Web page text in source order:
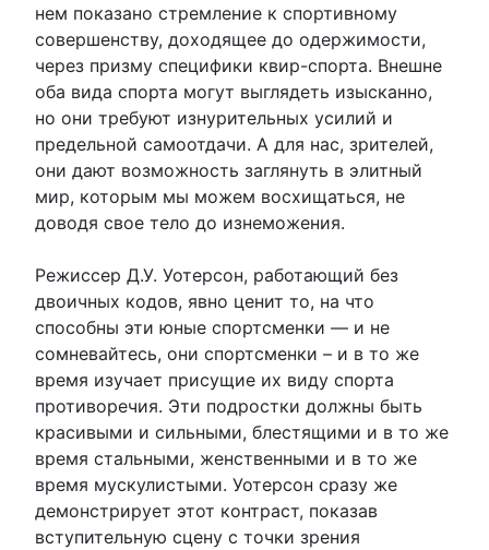
нем показано стремление к спортивному
совершенству, доходящее до одержимости,
через призму специфики квир-спорта. Внешне
оба вида спорта могут выглядеть изысканно,
но они требуют изнурительных усилий и
предельной самоотдачи. А для нас, зрителей,
они дают возможность заглянуть в элитный
мир, которым мы можем восхищаться, не
доводя свое тело до изнеможения.
Режиссер Д.У. Уотерсон, работающий без
двоичных кодов, явно ценит то, на что
способны эти юные спортсменки — и не
сомневайтесь, они спортсменки – и в то же
время изучает присущие их виду спорта
противоречия. Эти подростки должны быть
красивыми и сильными, блестящими и в то же
время стальными, женственными и в то же
время мускулистыми. Уотерсон сразу же
демонстрирует этот контраст, показав
вступительную сцену с точки зрения